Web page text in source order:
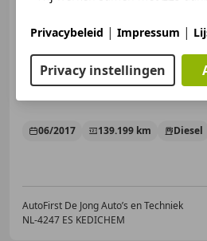
€
06/2017 139.199 km Diesel
AutoFirst De Jong Auto’s en Techniek
NL-4247 ES KEDICHEM
Privacybeleid | Impressum |
Privacy instellingen